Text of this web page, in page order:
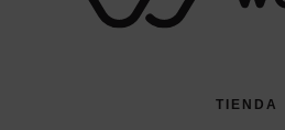
TIENDA